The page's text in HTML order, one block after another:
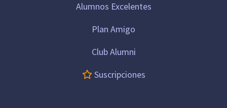
Alumnos Excelentes
Plan Amigo
Club Alumni
Suscripciones